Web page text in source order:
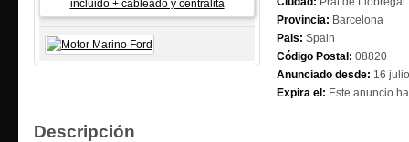
Provincia: Barcelona
Pais: Spain
Código Postal: 08820
Anunciado desde: 16
Expira el: Este anuncio
Descripción